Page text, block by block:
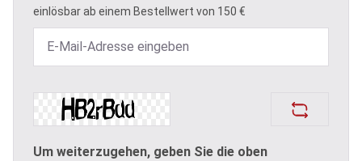
einlösbar ab einem Bestellwert von 150 €
Um weiterzugehen, geben Sie die oben